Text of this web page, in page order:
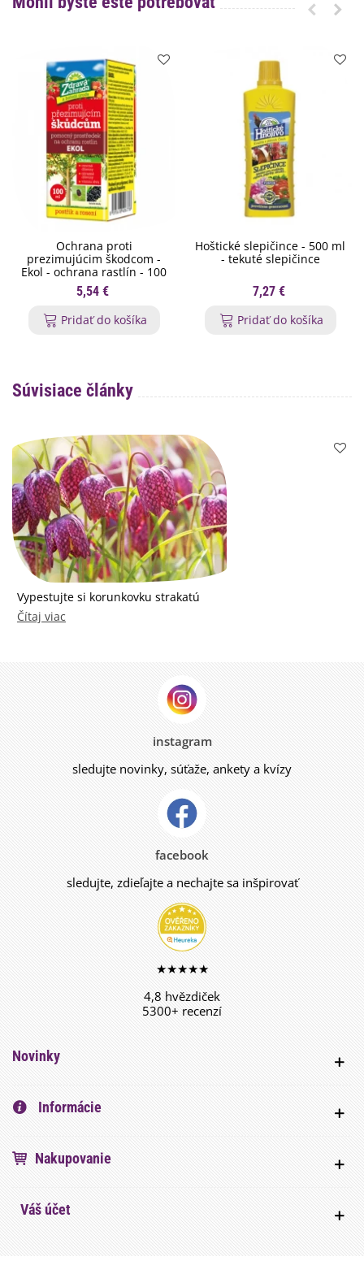
Ochrana proti
prezimujúcim škodcom -
Ekol - ochrana rastlín - 100
ml
5,54 €
Pridať do košíka
Hoštické slepičince - 500 ml
- tekuté slepičince
7,27 €
Pridať do košíka
Súvisiace články
Vypestujte si korunkovku strakatú
Čítaj viac
instagram
sledujte novinky, súťaže, ankety a kvízy
facebook
sledujte, zdieľajte a nechajte sa inšpirovať
★★★★★
4,8 hvězdiček
5300+ recenzí
Novinky
Informácie
Nakupovanie
Váš účet